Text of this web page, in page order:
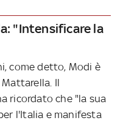
"Intensificare la
come detto, Modi è
Il
ricordato che "la sua
l'Italia e manifesta